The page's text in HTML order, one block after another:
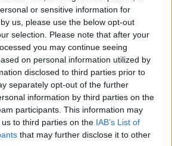
or sensitive information for
us, please use the below opt-out
selection. Please note that after your
you may continue seeing
on personal information utilized by
disclosed to third parties prior to
separately opt-out of the further
information by third parties on the
participants. This information may
to third parties on the IAB’s List of
that may further disclose it to other
jó vele dolgozni, mindent
minden tanácsát
természetesen nemcsak
az egész stáb elmondja a
jól tudunk együtt dolgozni.
de anélkül nem lehet előrejutni.
kérdezi, hogy mennyire
kerettel, milyen játékosra lenne